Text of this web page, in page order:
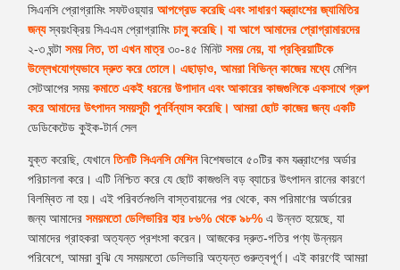
সিএনসি প্রোগ্রামিং সফটওয়্যার আপগ্রেড করেছি এবং সাধারণ যন্ত্রাংশের জ্যামিতির
জন্যস্বয়ংক্রিয় সিএএম প্রোগ্রামিং চালু করেছি। যা আগে আমাদের প্রোগ্রামারদের
২-৩ ঘন্টা সময় নিত, তা এখন মাত্র৩০-৪৫ মিনিট সময় নেয়, যা প্রক্রিয়াটিকে
উল্লেখযোগ্যভাবে দ্রুত করে তোলে। এছাড়াও, আমরা বিভিন্ন কাজের মধ্যেমেশিন
সেটআপের সময় কমাতে একই ধরনের উপাদান এবং আকারের কাজগুলিকে একসাথে গ্রুপ
করে আমাদের উৎপাদন সময়সূচী পুনর্বিন্যাস করেছি। আমরা ছোট কাজের জন্য একটি
ডেডিকেটেড কুইক-টার্ন সেল
যুক্ত করেছি, যেখানেতিনটি সিএনসি মেশিনবিশেষভাবে ৫০টির কম যন্ত্রাংশের অর্ডার
পরিচালনা করে। এটি নিশ্চিত করে যে ছোট কাজগুলি বড় ব্যাচের উৎপাদন রানের কারণে
বিলম্বিত না হয়। এই পরিবর্তনগুলি বাস্তবায়নের পর থেকে, কম পরিমাণের অর্ডারের
জন্য আমাদের সময়মতো ডেলিভারির হার ৮৬% থেকে ৯৮% এ উন্নত হয়েছে, যা
আমাদের গ্রাহকরা অত্যন্ত প্রশংসা করেন। আজকের দ্রুত-গতির পণ্য উন্নয়ন
পরিবেশে, আমরা বুঝি যে সময়মতো ডেলিভারি অত্যন্ত গুরুত্বপূর্ণ। এই কারণেই আমরা